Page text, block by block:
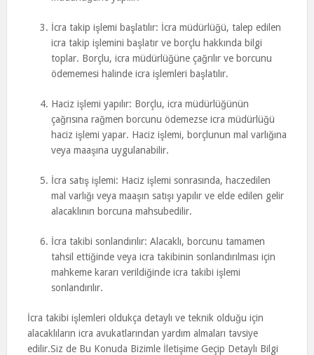
İcra takip işlemi başlatılır: İcra müdürlüğü, talep edilen
icra takip işlemini başlatır ve borçlu hakkında bilgi
toplar. Borçlu, icra müdürlüğüne çağrılır ve borcunu
ödememesi halinde icra işlemleri başlatılır.
Haciz işlemi yapılır: Borçlu, icra müdürlüğünün
çağrısına rağmen borcunu ödemezse icra müdürlüğü
haciz işlemi yapar. Haciz işlemi, borçlunun mal varlığına
veya maaşına uygulanabilir.
İcra satış işlemi: Haciz işlemi sonrasında, haczedilen
mal varlığı veya maaşın satışı yapılır ve elde edilen gelir
alacaklının borcuna mahsubedilir.
İcra takibi sonlandırılır: Alacaklı, borcunu tamamen
tahsil ettiğinde veya icra takibinin sonlandırılması için
mahkeme kararı verildiğinde icra takibi işlemi
sonlandırılır.
İcra takibi işlemleri oldukça detaylı ve teknik olduğu için
alacaklıların icra avukatlarından yardım almaları tavsiye
edilir.Siz de Bu Konuda Bizimle İletişime Geçip Detaylı Bilgi